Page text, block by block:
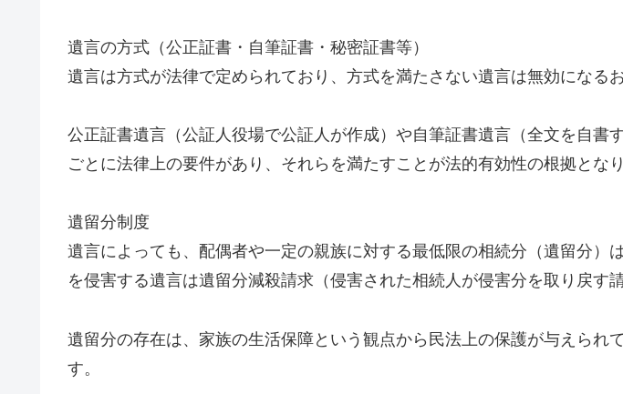
遺言の方式（公正証書・自筆証書・秘密証書等）
遺言は方式が法律で定められており、方式を満たさない遺言は無効になる
公正証書遺言（公証人役場で公証人が作成）や自筆証書遺言（全文を自書
ごとに法律上の要件があり、それらを満たすことが法的有効性の根拠となり
遺留分制度
遺言によっても、配偶者や一定の親族に対する最低限の相続分（遺留分）
を侵害する遺言は遺留分減殺請求（侵害された相続人が侵害分を取り戻す
遺留分の存在は、家族の生活保障という観点から民法上の保護が与えられ
す。